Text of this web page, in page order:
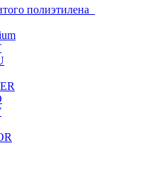
полиэтилена